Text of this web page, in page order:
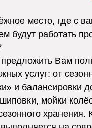
место, где с
будут работать
Вам
услуг: от
и балансировки
мойки
хранения.